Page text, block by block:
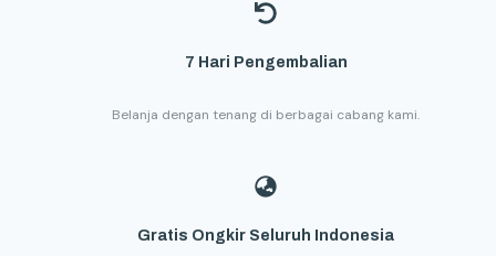
7 Hari Pengembalian
Belanja dengan tenang di berbagai cabang kami.
Gratis Ongkir Seluruh Indonesia